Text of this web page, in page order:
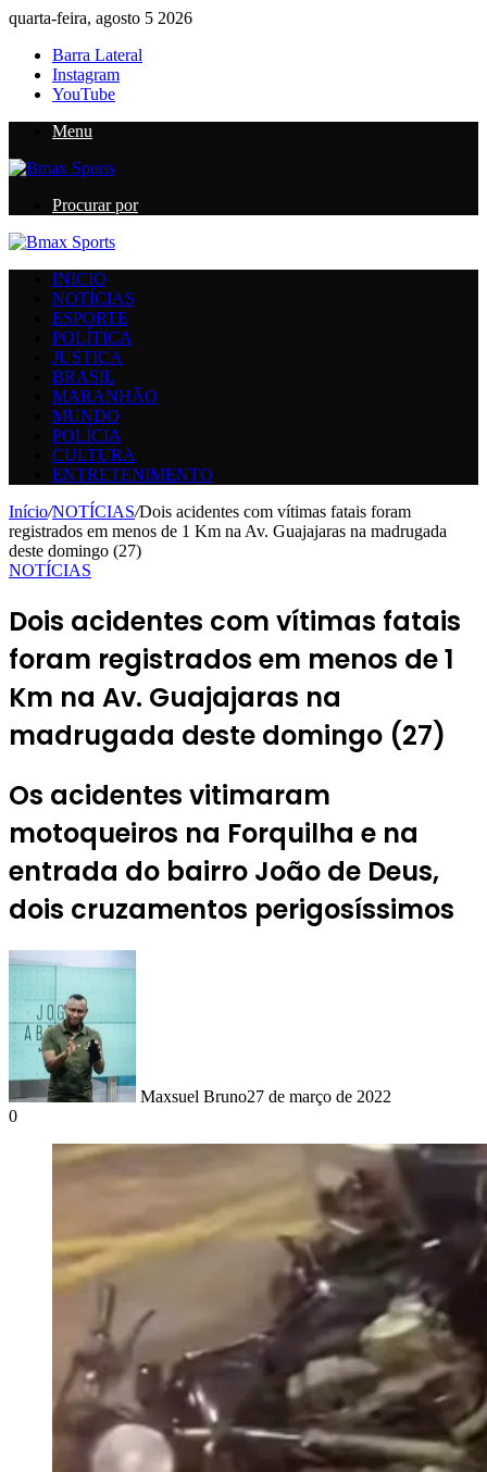
quarta-feira, agosto 5 2026
Barra Lateral
Instagram
YouTube
Menu
Procurar por
INICIO
NOTÍCIAS
ESPORTE
POLÍTICA
JUSTIÇA
BRASIL
MARANHÃO
MUNDO
POLÍCIA
CULTURA
ENTRETENIMENTO
Início/NOTÍCIAS/Dois acidentes com vítimas fatais foram
registrados em menos de 1 Km na Av. Guajajaras na madrugada
deste domingo (27)
NOTÍCIAS
Dois acidentes com vítimas fatais
foram registrados em menos de 1
Km na Av. Guajajaras na
madrugada deste domingo (27)
Os acidentes vitimaram
motoqueiros na Forquilha e na
entrada do bairro João de Deus,
dois cruzamentos perigosíssimos
Maxsuel Bruno27 de março de 2022
0